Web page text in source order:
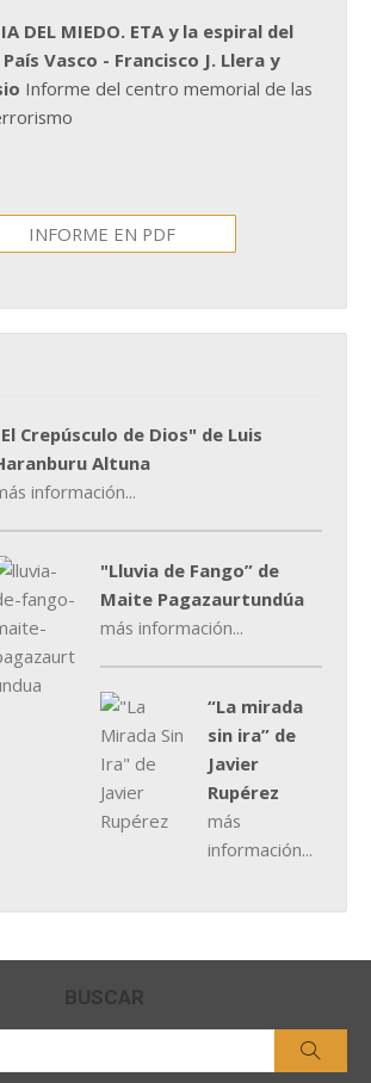
DEL MIEDO. ETA y la espiral del
Vasco - Francisco J. Llera y
Informe del centro memorial de las
INFORME EN PDF
Crepúsculo de Dios" de Luis
Altuna
información...
"Lluvia de Fango” de
Maite Pagazaurtundúa
más información...
“La mirada
sin ira” de
Javier
Rupérez
más
información...
BUSCAR